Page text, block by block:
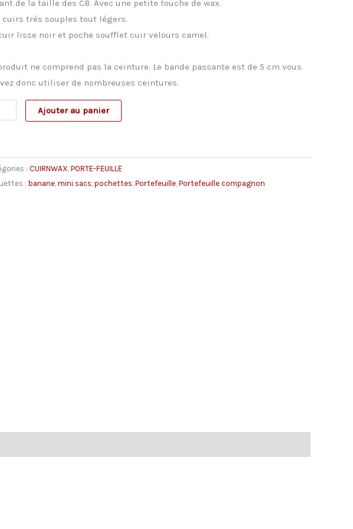
de la taille des CB. Avec une petite touche de wax.
cuirs très souples tout légers.
lisse noir et poche soufflet cuir velours camel.
ne comprend pas la ceinture. Le bande passante est de 5 cm vous
donc utiliser de nombreuses ceintures.
Ajouter au panier
: CUIRNWAX, PORTE-FEUILLE
: banane, mini sacs, pochettes, Portefeuille, Portefeuille compagnon